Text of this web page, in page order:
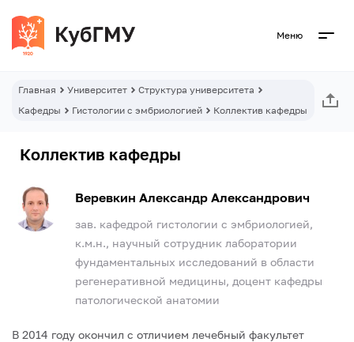
Меню
Главная Университет
Структура университета
Кафедры
Гистологии с эмбриологией Коллектив кафедры
Коллектив кафедры
Веревкин Александр Александрович
зав. кафедрой гистологии с эмбриологией,
к.м.н., научный сотрудник лаборатории
фундаментальных исследований в области
регенеративной медицины, доцент кафедры
патологической анатомии
В 2014 году окончил с отличием лечебный факультет